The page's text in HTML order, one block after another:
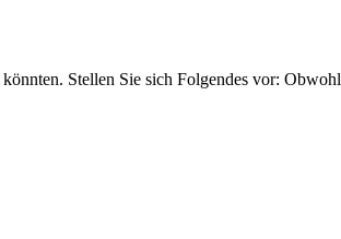
Stellen Sie sich Folgendes vor: Obwohl